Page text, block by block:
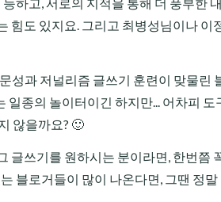
힘도 있지요. 그리고 최병성님이나 이
성과 저널리즘 글쓰기 훈련이 맞물린
일종의 놀이터이긴 하지만... 어차피 도
않을까요? 🙂
글쓰기를 원하시는 분이라면, 한번쯤
블로거들이 많이 나온다면, 그땐 정말